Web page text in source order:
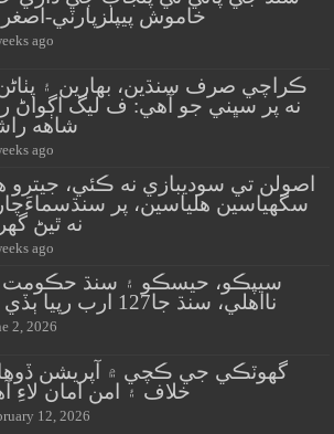
خاموش پيپلزپارٽي-اصغر
ago
ڪراچي صرف سنڌين، بهارين ۽
نه پر سڀني جو آهي: ف ليگ اڳواڻ
شاهه
ago
سگهياسين هلياسين، پر
نه ٿيڻ
ago
سيپڪو، حيسڪو ۽ سنڌ
نااهلي، سنڌ جا127 ارب رپيا ٻڏي ويا؟
2, 2026
گهوٽڪي جي ڪچي ۾ آپريشن
خلاف ۽ امن امان لاءِ
12, 2026